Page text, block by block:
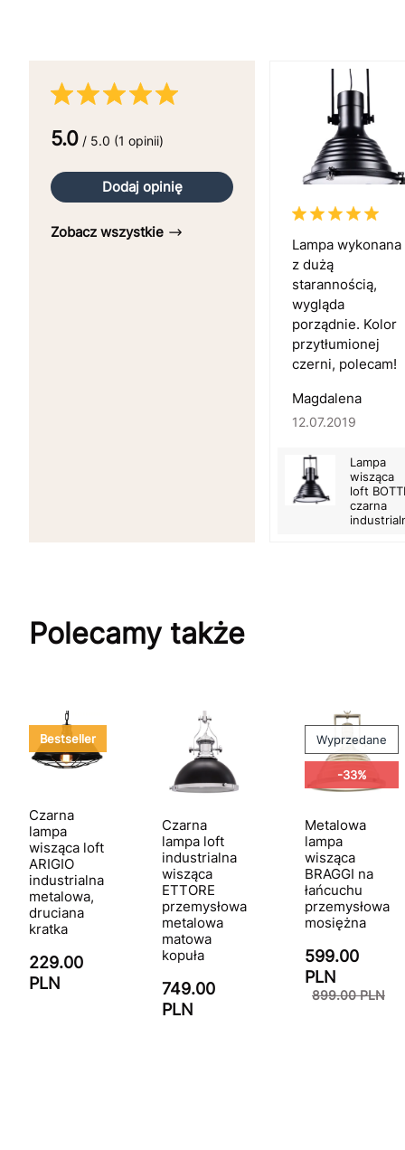
5.0 / 5.0 (1 opinii)
Dodaj opinię
Zobacz wszystkie
Lampa wykonana
z dużą
starannością,
wygląda
porządnie. Kolor
przytłumionej
czerni, polecam!
Magdalena
12.07.2019
Lampa
wisząca
loft BOTTI
czarna
Polecamy także
Bestseller
Czarna
lampa
wisząca loft
ARIGIO
industrialna
metalowa,
druciana
kratka
229.00
PLN
Czarna
lampa loft
industrialna
wisząca
ETTORE
przemysłowa
metalowa
matowa
kopuła
749.00
PLN
Wyprzedane
-33%
Metalowa
lampa
wisząca
BRAGGI na
łańcuchu
przemysłowa
mosiężna
599.00
PLN
899.00 PLN